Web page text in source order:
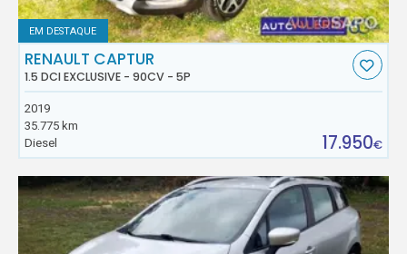
EM DESTAQUE
RENAULT CAPTUR
1.5 DCI EXCLUSIVE - 90CV - 5P
2019
35.775 km
Diesel
17.950€